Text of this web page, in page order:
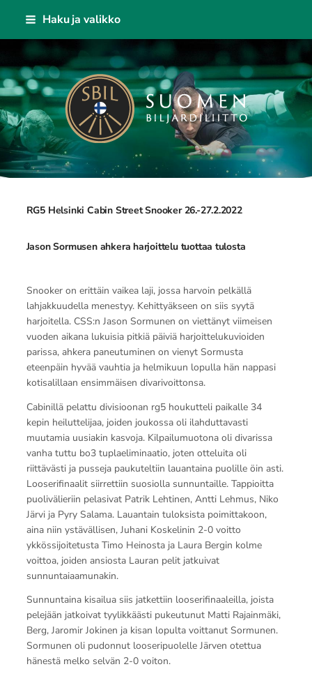
Siirry
sisältöön
Haku ja valikko
Suomen Biljardiliitto ry
RG5 Helsinki Cabin Street Snooker 26.-27.2.2022
Jason Sormusen ahkera harjoittelu tuottaa tulosta
Snooker on erittäin vaikea laji, jossa harvoin pelkällä
lahjakkuudella menestyy. Kehittyäkseen on siis syytä
harjoitella. CSS:n Jason Sormunen on viettänyt viimeisen
vuoden aikana lukuisia pitkiä päiviä harjoittelukuvioiden
parissa, ahkera paneutuminen on vienyt Sormusta
eteenpäin hyvää vauhtia ja helmikuun lopulla hän nappasi
kotisalillaan ensimmäisen divarivoittonsa.
Cabinillä pelattu divisioonan rg5 houkutteli paikalle 34
kepin heiluttelijaa, joiden joukossa oli ilahduttavasti
muutamia uusiakin kasvoja. Kilpailumuotona oli divarissa
vanha tuttu bo3 tuplaeliminaatio, joten otteluita oli
riittävästi ja pusseja paukuteltiin lauantaina puolille öin asti.
Looserifinaalit siirrettiin suosiolla sunnuntaille. Tappioitta
puolivälieriin pelasivat Patrik Lehtinen, Antti Lehmus, Niko
Järvi ja Pyry Salama. Lauantain tuloksista poimittakoon,
aina niin ystävällisen, Juhani Koskelinin 2-0 voitto
ykkössijoitetusta Timo Heinosta ja Laura Bergin kolme
voittoa, joiden ansiosta Lauran pelit jatkuivat
sunnuntaiaamunakin.
Sunnuntaina kisailua siis jatkettiin looserifinaaleilla, joista
pelejään jatkoivat tyylikkäästi pukeutunut Matti Rajainmäki,
Berg, Jaromir Jokinen ja kisan lopulta voittanut Sormunen.
Sormunen oli pudonnut looseripuolelle Järven otettua
hänestä melko selvän 2-0 voiton.